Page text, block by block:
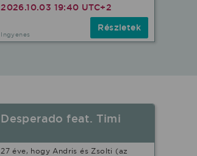
2026.10.03 19:40 UTC+2
Ingyenes
Részletek
Desperado feat. Timi
27 éve, hogy Andris és Zsolti (az